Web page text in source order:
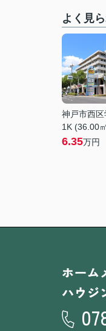
よく見
神戸市西区
1K (36.00
6.35万円